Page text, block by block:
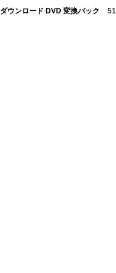
ダウンロード DVD 変換パック